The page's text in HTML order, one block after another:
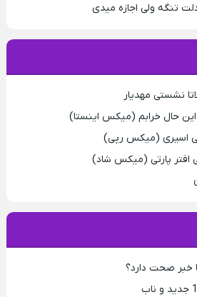
تنگه ولی اجازه میدی
نشستی مهدیار
حال خرابم (میکس اینستا)
اسیری (میکس رپی)
افتر پارتی (میکس شاد)
خبر صحت دارد؟